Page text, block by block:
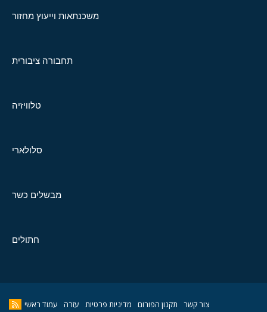
משכנתאות וייעוץ מחזור
תחבורה ציבורית
טלוויזיה
סלולארי
מבשלים כשר
חתולים
צור קשר תקנון הפורום מדיניות פרטיות עזרה עמוד ראשי